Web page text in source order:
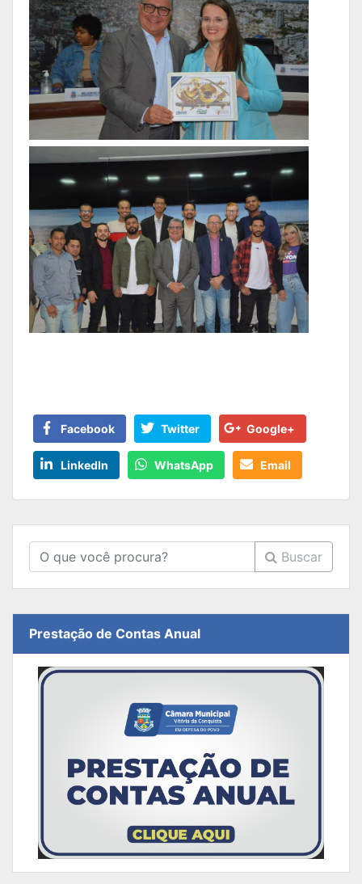
Facebook Twitter Google+
LinkedIn WhatsApp Email
Buscar
Prestação de Contas Anual